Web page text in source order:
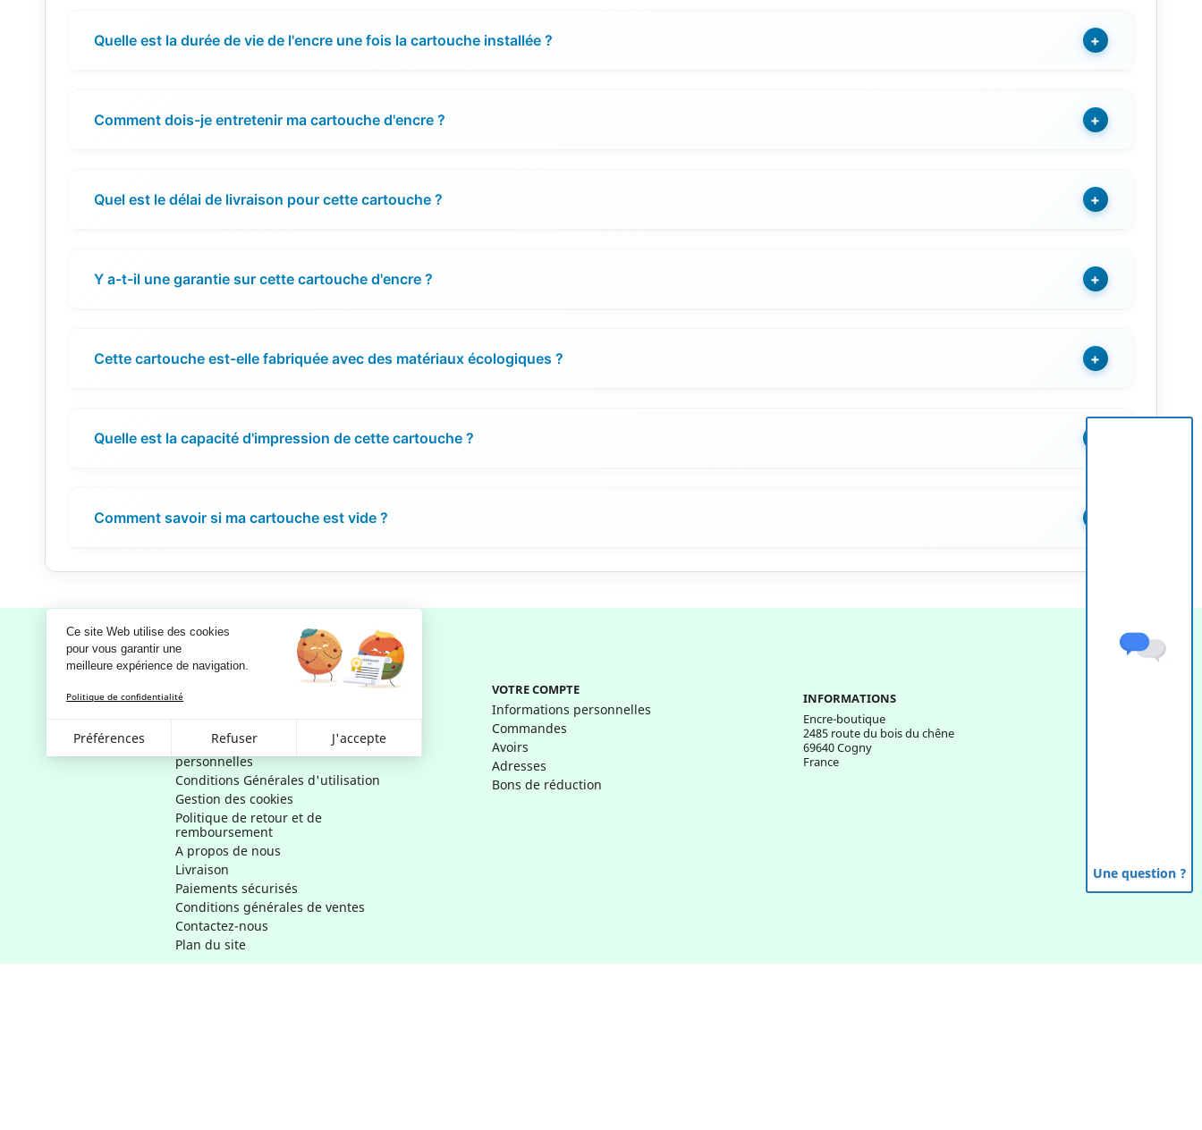
Ce site Web utilise des cookies
pour vous garantir une
meilleure expérience de navigation.
Politique de confidentialité
Préférences Refuser J'accepte
Une question ?
Quelle est la durée de vie de l'encre une fois la cartouche installée ? +
Comment dois-je entretenir ma cartouche d'encre ? +
Quel est le délai de livraison pour cette cartouche ? +
Y a-t-il une garantie sur cette cartouche d'encre ? +
Cette cartouche est-elle fabriquée avec des matériaux écologiques ? +
Quelle est la capacité d'impression de cette cartouche ?
Comment savoir si ma cartouche est vide ?
Notre société
RGPD - Politique de confidentialité
et d'utilisation des données
personnelles
Conditions Générales d'utilisation
Gestion des cookies
Politique de retour et de
remboursement
A propos de nous
Livraison
Paiements sécurisés
Conditions générales de ventes
Contactez-nous
Plan du site
VOTRE COMPTE
Informations personnelles
Commandes
Avoirs
Adresses
Bons de réduction
INFORMATIONS
Encre-boutique
2485 route du bois du chêne
69640 Cogny
France